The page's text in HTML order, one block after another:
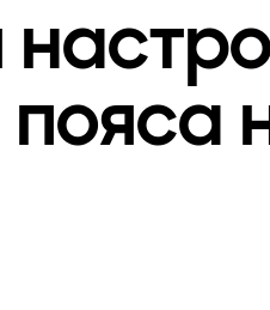
пояса